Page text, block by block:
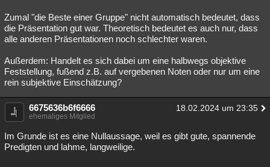
Zumal "die Beste einer Gruppe" nicht automatisch bedeutet, dass
die Präsentation gut war. Theoretisch bedeutet es auch nur, dass
alle anderen Präsentationen noch schlechter waren.
Außerdem: Handelt es sich dabei um eine halbwegs objektive
Feststellung, fußend z.B. auf vergebenen Noten oder nur um eine
rein subjektive Einschätzung?
6675636b6f6666 18.02.2024 um 23:35
ehemaliges Mitglied
Im Grunde ist es eine Nullaussage, weil es gibt gute, spannende
Predigten und lahme, langweilige.